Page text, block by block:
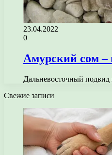
23.04.2022
0
Амурский сом –
Дальневосточный подвид
Свежие записи